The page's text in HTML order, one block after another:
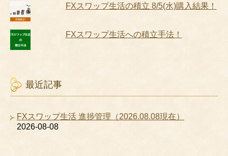
FXスワップ生活の積立 8/5(水)購入結果！
FXスワップ生活への積立手法！
最近記事
FXスワップ生活 進捗管理（2026.08.08現在）
2026-08-08